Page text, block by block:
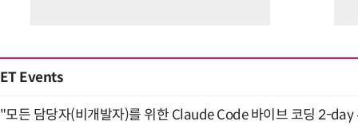
ET Events
"모든 담당자(비개발자)를 위한 Claude Code 바이브 코딩 2-